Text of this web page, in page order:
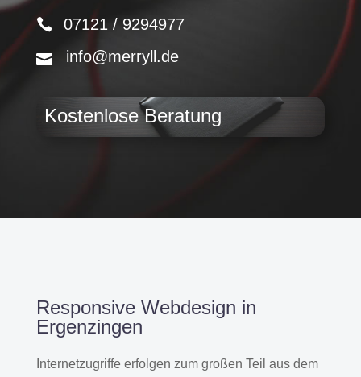
07121 / 9294977
info@merryll.de
Kostenlose Beratung
Responsive Webdesign in
Ergenzingen
Internetzugriffe erfolgen zum großen Teil aus dem